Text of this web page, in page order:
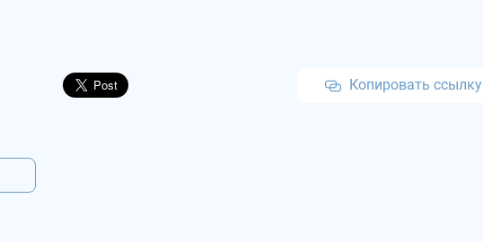
Копировать ссылку